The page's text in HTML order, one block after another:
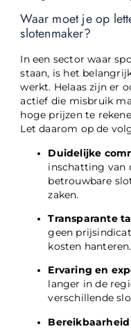
Waar moet je op
slotenmaker?
In een sector waar
staan, is het
werkt. Helaas zijn er
actief die misbruik
hoge prijzen te
Let daarom op de
Duidelijke
inschatting van
betrouwbare
zaken.
Transparante
geen
kosten hanteren.
Ervaring en
langer in de
verschillende